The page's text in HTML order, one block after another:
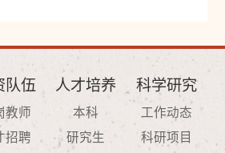
队伍
教师
招聘
人才培养
本科
研究生
科学研究
工作动态
科研项目